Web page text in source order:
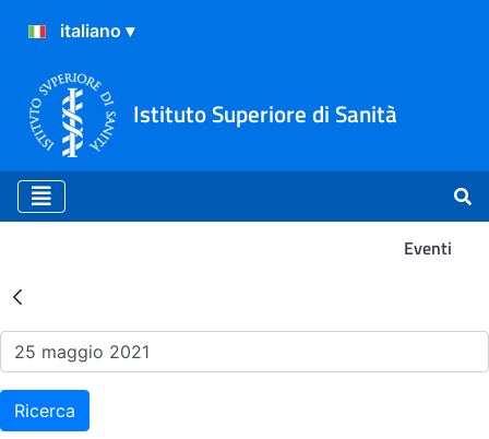
Istituto Superiore di Sanità
Eventi
Risultati della Ricerca -
Ricerca